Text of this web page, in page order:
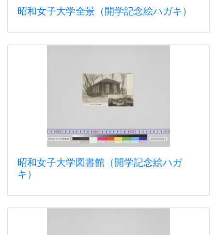
昭和女子大学全景（開学記念絵ハガキ）
昭和女子大学図書館（開学記念絵ハガ
キ）